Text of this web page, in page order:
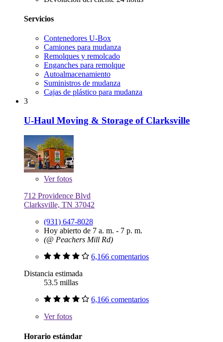
Servicios
Contenedores U-Box
Camiones para mudanza
Remolques y remolcado
Enganches para remolque
Autoalmacenamiento
Suministros de mudanza
Cajas de plástico para mudanza
3
U-Haul Moving & Storage of Clarksville
Verfotos
712 Providence Blvd
Clarksville, TN 37042
(931) 647-8028
Hoy abierto de 7 a. m. - 7 p. m.
(@ Peachers Mill Rd)
6,166 comentarios
Distancia estimada
53.5 millas
6,166 comentarios
Verfotos
Horario estándar